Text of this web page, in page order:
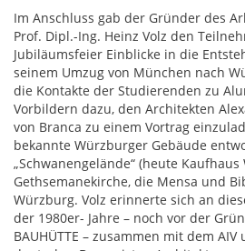
Im Anschluss gab der Gründer des
Prof. Dipl.-Ing. Heinz Volz den
Jubiläumsfeier Einblicke in die
seinem Umzug von München nach
die Kontakte der Studierenden zu
Vorbildern dazu, den Architekten
von Branca zu einem Vortrag
bekannte Würzburger Gebäude
„Schwanengelände“ (heute Kaufhaus
Gethsemanekirche, die Mensa und
Würzburg. Volz erinnerte sich an
der 1980er- Jahre – noch vor der
BAUHÜTTE – zusammen mit dem